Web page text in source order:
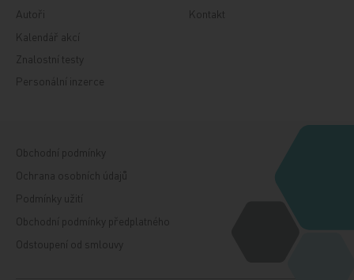
Autoři
Kalendář akcí
Znalostní testy
Personální inzerce
Kontakt
Obchodní podmínky
Ochrana osobních údajů
Podmínky užití
Obchodní podmínky předplatného
Odstoupení od smlouvy